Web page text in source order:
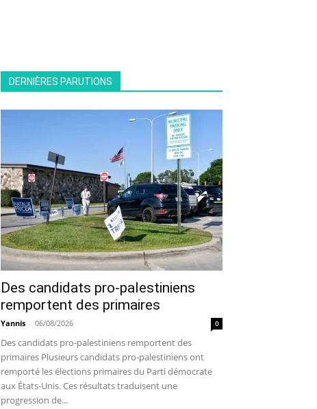
DERNIÈRES PARUTIONS
Des candidats pro-palestiniens
remportent des primaires
Yannis - 06/08/2026 0
Des candidats pro-palestiniens remportent des
primaires Plusieurs candidats pro-palestiniens ont
remporté les élections primaires du Parti démocrate
aux États-Unis. Ces résultats traduisent une
progression de...